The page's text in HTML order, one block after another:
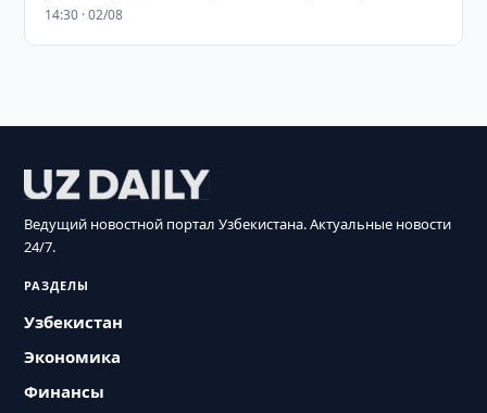
14:30 · 02/08
Ведущий новостной портал Узбекистана. Актуальные новости
24/7.
РАЗДЕЛЫ
Узбекистан
Экономика
Финансы